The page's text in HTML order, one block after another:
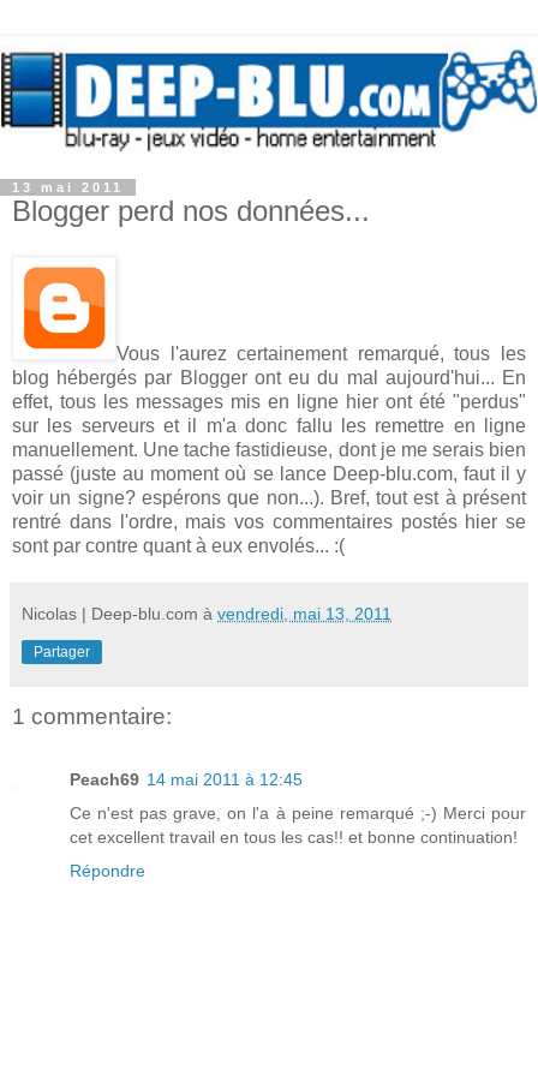
13 mai 2011
Blogger perd nos données...
Vous l'aurez certainement remarqué, tous les
blog hébergés par Blogger ont eu du mal aujourd'hui... En
effet, tous les messages mis en ligne hier ont été "perdus"
sur les serveurs et il m'a donc fallu les remettre en ligne
manuellement. Une tache fastidieuse, dont je me serais bien
passé (juste au moment où se lance Deep-blu.com, faut il y
voir un signe? espérons que non...). Bref, tout est à présent
rentré dans l'ordre, mais vos commentaires postés hier se
sont par contre quant à eux envolés... :(
Nicolas | Deep-blu.com à vendredi, mai 13, 2011
Partager
1 commentaire:
Peach69 14 mai 2011 à 12:45
Ce n'est pas grave, on l'a à peine remarqué ;-) Merci pour
cet excellent travail en tous les cas!! et bonne continuation!
Répondre